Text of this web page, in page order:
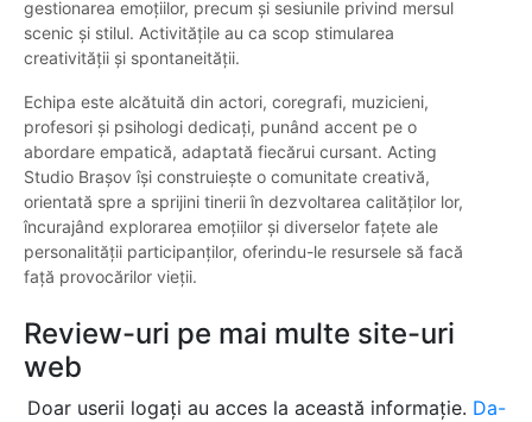
gestionarea emoțiilor, precum și sesiunile privind mersul
scenic și stilul. Activitățile au ca scop stimularea
creativității și spontaneității.
Echipa este alcătuită din actori, coregrafi, muzicieni,
profesori și psihologi dedicați, punând accent pe o
abordare empatică, adaptată fiecărui cursant. Acting
Studio Brașov își construiește o comunitate creativă,
orientată spre a sprijini tinerii în dezvoltarea calităților lor,
încurajând explorarea emoțiilor și diverselor fațete ale
personalității participanților, oferindu-le resursele să facă
față provocărilor vieții.
Review-uri pe mai multe site-uri
web
Doar userii logați au acces la această informație. Da-